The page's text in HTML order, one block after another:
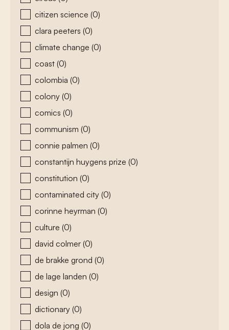
citizen science (0)
clara peeters (0)
climate change (0)
coast (0)
colombia (0)
colony (0)
comics (0)
communism (0)
connie palmen (0)
constantijn huygens prize (0)
constitution (0)
contaminated city (0)
corinne heyrman (0)
culture (0)
david colmer (0)
de brakke grond (0)
de lage landen (0)
design (0)
dictionary (0)
dola de jong (0)